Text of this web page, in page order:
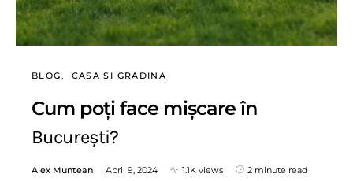
BLOG CASA SI GRADINA
Cum poți face mișcare în
București?
Alex Muntean April 9, 2024 1.1K views 2 minute read